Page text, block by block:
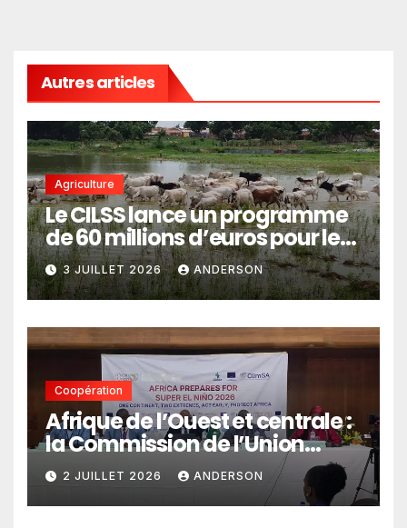
Autres articles
Agriculture
Le CILSS lance un programme
de 60 millions d’euros pour le
pastoralisme
3 JUILLET 2026 ANDERSON
Coopération
Afrique de l’Ouest et centrale :
la Commission de l’Union
africaine veut renforcer
l’intégration des services
climatiques dans les
2 JUILLET 2026 ANDERSON